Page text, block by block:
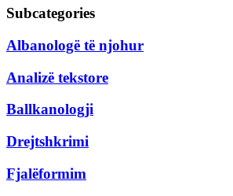
Subcategories
Albanologë të njohur
Analizë tekstore
Ballkanologji
Drejtshkrimi
Fjalëformim